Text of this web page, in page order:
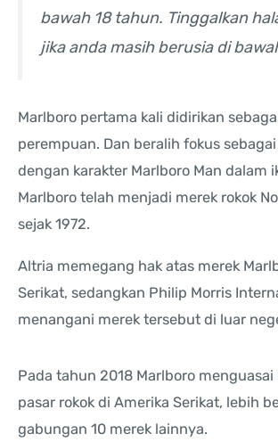
bawah 18 tahun. Tinggalkan
jika anda masih berusia di
Marlboro pertama kali didirikan
perempuan. Dan beralih fokus
dengan karakter Marlboro Man dalam
Marlboro telah menjadi merek rokok
sejak 1972.
Altria memegang hak atas merek
Serikat, sedangkan Philip Morris
menangani merek tersebut di luar
Pada tahun 2018 Marlboro menguasai
pasar rokok di Amerika Serikat, lebih
gabungan 10 merek lainnya.